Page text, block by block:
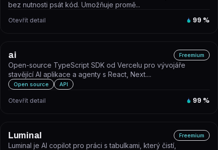
bez nutnosti psát kód. Umožňuje promě...
Otevřít detail 99 %
ai Freemium
Open-source TypeScript SDK od Vercelu pro vývojáře
stavějící AI aplikace a agenty s React, Next....
Open source API
Otevřít detail 99 %
Luminal Freemium
Luminal je AI copilot pro práci s tabulkami, který čistí,